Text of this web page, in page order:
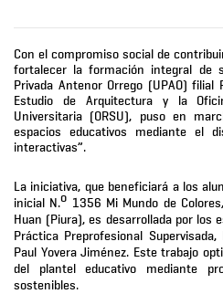
Con el compromiso social de
fortalecer la formación integral de
Privada Antenor Orrego (UPAO)
Estudio de Arquitectura y la
Universitaria (ORSU), puso en
espacios educativos mediante el
interactivas”.
La iniciativa, que beneficiará a los
inicial N.o 1356 Mi Mundo de
Huan (Piura), es desarrollada por los
Práctica Preprofesional
Paul Yovera Jiménez. Este trabajo
del plantel educativo mediante
sostenibles.